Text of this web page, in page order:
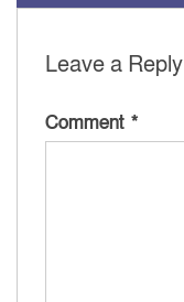
Leave a Reply
Comment *